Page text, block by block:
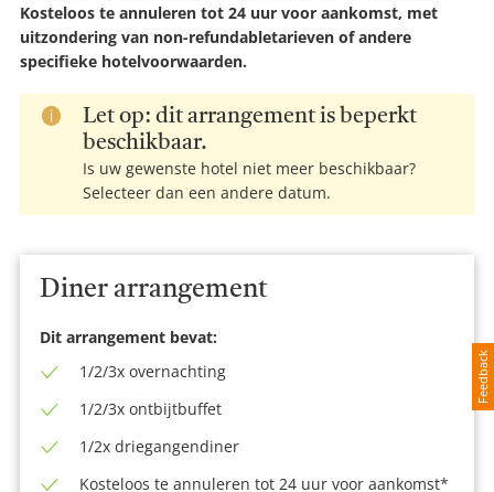
Kosteloos te annuleren tot 24 uur voor aankomst, met
uitzondering van non-refundabletarieven of andere
specifieke hotelvoorwaarden.
Let op: dit arrangement is beperkt
beschikbaar.
Is uw gewenste hotel niet meer beschikbaar?
Selecteer dan een andere datum.
Diner arrangement
Dit arrangement bevat:
1/2/3x overnachting
1/2/3x ontbijtbuffet
1/2x driegangendiner
Kosteloos te annuleren tot 24 uur voor aankomst*
Feedback